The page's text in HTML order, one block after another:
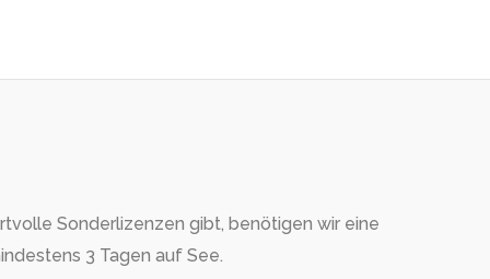
Sonderlizenzen gibt, benötigen wir eine
3 Tagen auf See.